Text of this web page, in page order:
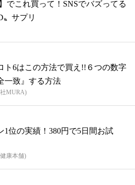
】でこれ買って！SNSでバズってる
〟サプリ
ト6はこの方法で買え!!６つの数字
一致』する方法
MURA)
1位の実績！380円で5日間お試
康本舗)